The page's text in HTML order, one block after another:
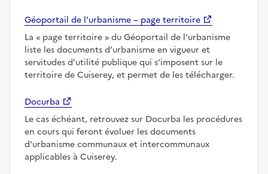
Géoportail de l’urbanisme – page territoire
La
page territoire
du Géoportail de l’urbanisme
liste les documents d’urbanisme en vigueur et
servitudes d’utilité publique qui s’imposent sur le
territoire de Cuiserey, et permet de les télécharger.
Docurba
Le cas échéant, retrouvez sur Docurba les procédures
en cours qui feront évoluer les documents
d'urbanisme communaux et intercommunaux
applicables à Cuiserey.